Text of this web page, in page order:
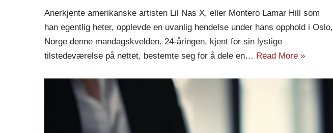
Anerkjente amerikanske artisten Lil Nas X, eller Montero Lamar Hill som
han egentlig heter, opplevde en uvanlig hendelse under hans opphold i Oslo,
Norge denne mandagskvelden. 24-åringen, kjent for sin lystige
tilstedeværelse på nettet, bestemte seg for å dele en… Read More »